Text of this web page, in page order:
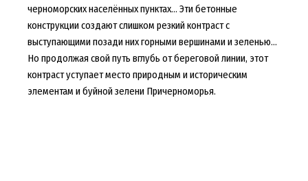
черноморских населённых пунктах… Эти бетонные
конструкции создают слишком резкий контраст с
выступающими позади них горными вершинами и зеленью…
Но продолжая свой путь вглубь от береговой линии, этот
контраст уступает место природным и историческим
элементам и буйной зелени Причерноморья.